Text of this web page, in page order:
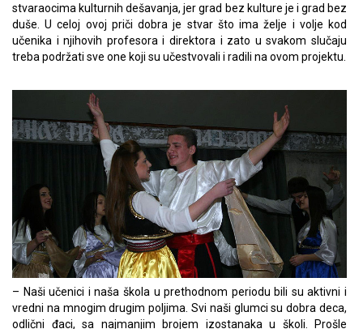
stvaraocima kulturnih dešavanja, jer grad bez kulture je i grad bez
duše. U celoj ovoj priči dobra je stvar što ima želje i volje kod
učenika i njihovih profesora i direktora i zato u svakom slučaju
treba podržati sve one koji su učestvovali i radili na ovom projektu.
– Naši učenici i naša škola u prethodnom periodu bili su aktivni i
vredni na mnogim drugim poljima. Svi naši glumci su dobra deca,
odlični đaci, sa najmanjim brojem izostanaka u školi. Prošle